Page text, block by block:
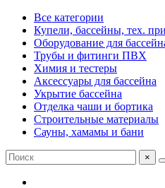
Все категории
Купели, бассейны, тех.
Оборудование для
Трубы и фитинги ПВХ
Химия и тестеры
Аксессуары для бассейна
Укрытие бассейна
Отделка чаши и бортика
Строительные материалы
Сауны, хамамы и бани
×